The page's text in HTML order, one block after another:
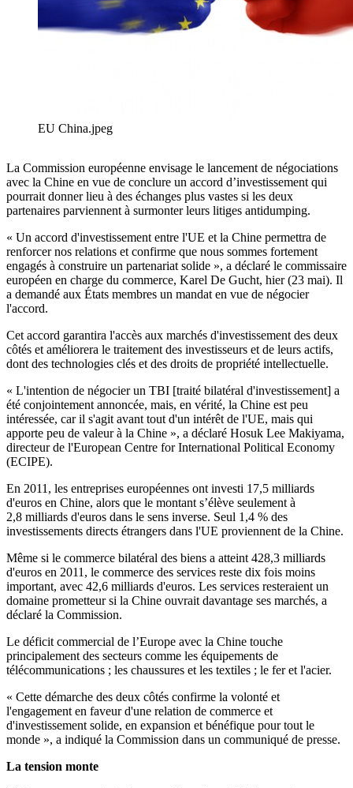
EU China.jpeg
La Commission européenne envisage le lancement de négociations
avec la Chine en vue de conclure un accord d’investissement qui
pourrait donner lieu à des échanges plus vastes si les deux
partenaires parviennent à surmonter leurs litiges antidumping.
« Un accord d'investissement entre l'UE et la Chine permettra de
renforcer nos relations et confirme que nous sommes fortement
engagés à construire un partenariat solide », a déclaré le commissaire
européen en charge du commerce, Karel De Gucht, hier (23 mai). Il
a demandé aux États membres un mandat en vue de négocier
l'accord.
Cet accord garantira l'accès aux marchés d'investissement des deux
côtés et améliorera le traitement des investisseurs et de leurs actifs,
dont des technologies clés et des droits de propriété intellectuelle.
« L'intention de négocier un TBI [traité bilatéral d'investissement] a
été conjointement annoncée, mais, en vérité, la Chine est peu
intéressée, car il s'agit avant tout d'un intérêt de l'UE, mais qui
apporte peu de valeur à la Chine », a déclaré Hosuk Lee Makiyama,
directeur de l'European Centre for International Political Economy
(ECIPE).
En 2011, les entreprises européennes ont investi 17,5 milliards
d'euros en Chine, alors que le montant s’élève seulement à
2,8 milliards d'euros dans le sens inverse. Seul 1,4 % des
investissements directs étrangers dans l'UE proviennent de la Chine.
Même si le commerce bilatéral des biens a atteint 428,3 milliards
d'euros en 2011, le commerce des services reste dix fois moins
important, avec 42,6 milliards d'euros. Les services resteraient un
domaine prometteur si la Chine ouvrait davantage ses marchés, a
déclaré la Commission.
Le déficit commercial de l’Europe avec la Chine touche
principalement des secteurs comme les équipements de
télécommunications ; les chaussures et les textiles ; le fer et l'acier.
« Cette démarche des deux côtés confirme la volonté et
l'engagement en faveur d'une relation de commerce et
d'investissement solide, en expansion et bénéfique pour tout le
monde », a indiqué la Commission dans un communiqué de presse.
La tension monte